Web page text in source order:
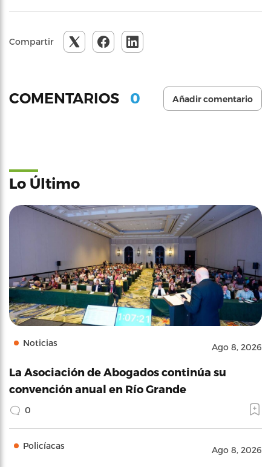
Compartir
COMENTARIOS 0 Añadir comentario
Lo Último
Noticias Ago 8, 2026
La Asociación de Abogados continúa su
convención anual en Río Grande
0
Policíacas Ago 8, 2026